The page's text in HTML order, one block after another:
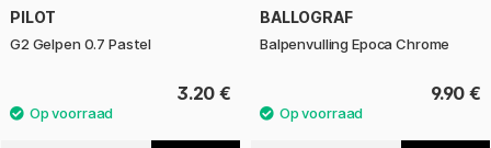
PILOT
G2 Gelpen 0.7 Pastel
3.20 €
BALLOGRAF
Balpenvulling Epoca Chrome
9.90 €